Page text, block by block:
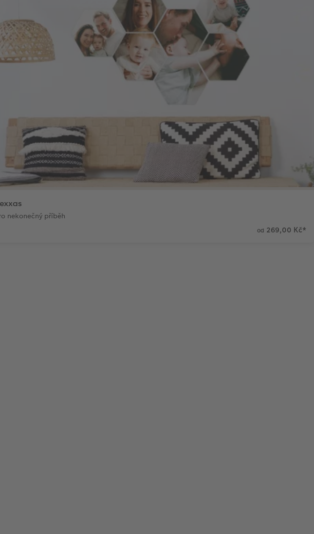
nekonečný příběh
od 269,00 Kč*